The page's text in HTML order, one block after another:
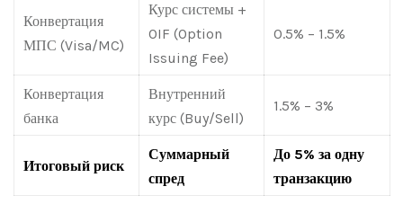
Конвертация
МПС (Visa/MC)
Курс системы +
OIF (Option
Issuing Fee)
0.5% – 1.5%
Конвертация
банка
Внутренний
курс (Buy/Sell)
1.5% – 3%
Итоговый риск
Суммарный
спред
До 5% за одну
транзакцию